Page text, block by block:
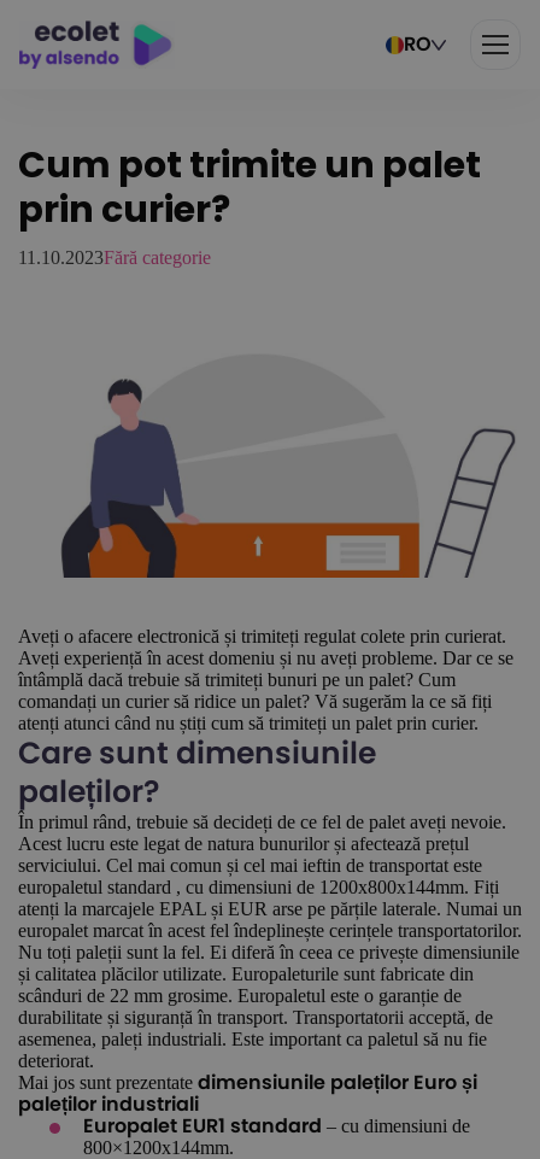
RO
Cum pot trimite un palet
prin curier?
11.10.2023Fără categorie
Aveți o afacere electronică și trimiteți regulat colete prin curierat.
Aveți experiență în acest domeniu și nu aveți probleme. Dar ce se
întâmplă dacă trebuie să trimiteți bunuri pe un palet? Cum
comandați un curier să ridice un palet? Vă sugerăm la ce să fiți
atenți atunci când nu știți cum să trimiteți un palet prin curier.
Care sunt dimensiunile
paleților?
În primul rând, trebuie să decideți de ce fel de palet aveți nevoie.
Acest lucru este legat de natura bunurilor și afectează prețul
serviciului. Cel mai comun și cel mai ieftin de transportat este
europaletul standard , cu dimensiuni de 1200x800x144mm. Fiți
atenți la marcajele EPAL și EUR arse pe părțile laterale. Numai un
europalet marcat în acest fel îndeplinește cerințele transportatorilor.
Nu toți paleții sunt la fel. Ei diferă în ceea ce privește dimensiunile
și calitatea plăcilor utilizate. Europaleturile sunt fabricate din
scânduri de 22 mm grosime. Europaletul este o garanție de
durabilitate și siguranță în transport. Transportatorii acceptă, de
asemenea, paleți industriali. Este important ca paletul să nu fie
deteriorat.
Mai jos sunt prezentate dimensiunile paleților Euro și
paleților industriali
Europalet EUR1 standard– cu dimensiuni de
800×1200x144mm.